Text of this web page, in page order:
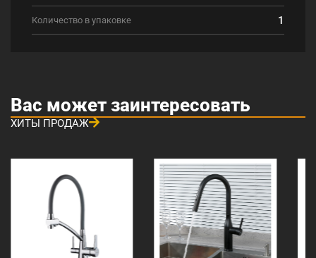
Количество в упаковке 1
Вас может заинтересовать
ХИТЫ ПРОДАЖ